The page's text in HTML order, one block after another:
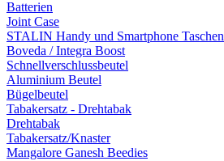
Batterien
Joint Case
STALIN Handy und Smartphone Taschen
Boveda / Integra Boost
Schnellverschlussbeutel
Aluminium Beutel
Bügelbeutel
Tabakersatz - Drehtabak
Drehtabak
Tabakersatz/Knaster
Mangalore Ganesh Beedies